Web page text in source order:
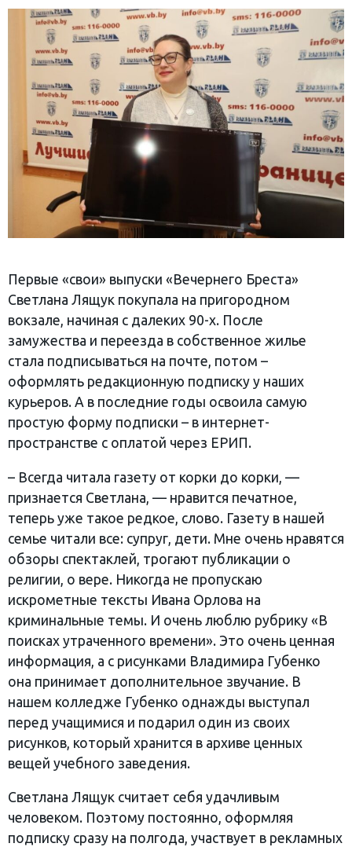
Первые «свои» выпуски «Вечернего Бреста»
Светлана Лящук покупала на пригородном
вокзале, начиная с далеких 90-х. После
замужества и переезда в собственное жилье
стала подписываться на почте, потом –
оформлять редакционную подписку у наших
курьеров. А в последние годы освоила самую
простую форму подписки – в интернет-
пространстве с оплатой через ЕРИП.
– Всегда читала газету от корки до корки, —
признается Светлана, — нравится печатное,
теперь уже такое редкое, слово. Газету в нашей
семье читали все: супруг, дети. Мне очень нравятся
обзоры спектаклей, трогают публикации о
религии, о вере. Никогда не пропускаю
искрометные тексты Ивана Орлова на
криминальные темы. И очень люблю рубрику «В
поисках утраченного времени». Это очень ценная
информация, а с рисунками Владимира Губенко
она принимает дополнительное звучание. В
нашем колледже Губенко однажды выступал
перед учащимися и подарил один из своих
рисунков, который хранится в архиве ценных
вещей учебного заведения.
Светлана Лящук считает себя удачливым
человеком. Поэтому постоянно, оформляя
подписку сразу на полгода, участвует в рекламных